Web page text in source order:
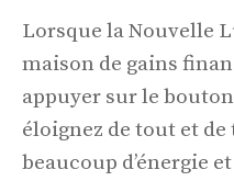
Lorsque la Nouvelle
maison de gains
appuyer sur le
éloignez de tout et
beaucoup d’énergie